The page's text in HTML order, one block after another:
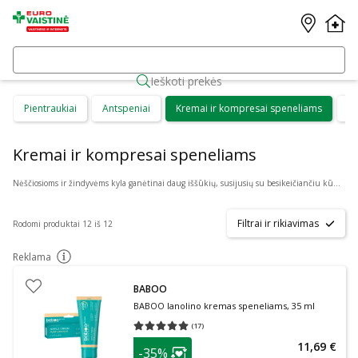
Ieškoti prekės
Pientraukiai Antspeniai Kremai ir kompresai speneliams
Kremai ir kompresai speneliams
Nėščiosioms ir žindyvėms kyla ganėtinai daug iššūkių, susijusių su besikeičiančiu kūnu bei į pasaulį ateinančia nauja gyvybe. Žindyvės turėtų žinoti apie tai, kokią naudą joms galėtų suteikti kompresai ir kremas speneliams. Tai yra priemonės, kurios gali padėti gydyti žaizdas, mažinti spenelių jautrumą ir skausmą.
Rodomi produktai 12 iš 12 Filtrai ir rikiavimas
Reklama patarimas
BABOO
BABOO lanolino kremas speneliams, 35 ml
(17)
Vidutinis įvertinimas 5.00
patarimas
-35% 11,69 €